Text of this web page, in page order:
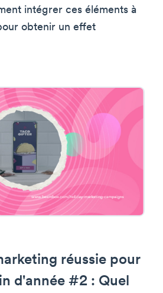
intégrer ces éléments à
obtenir un effet
réussie pour
d'année #2 : Quel